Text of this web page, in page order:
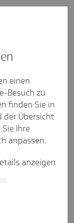
am Rücken
ein
einen
Besuch zu
finden Sie in
der Übersicht
Ihre
anpassen.
anzeigen